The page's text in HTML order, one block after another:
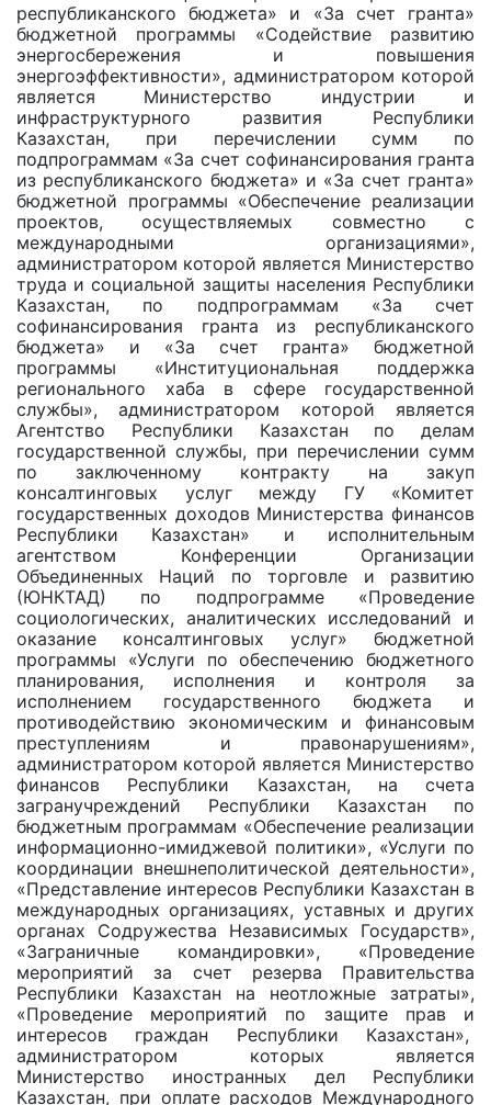
республиканского бюджета» и «За счет гранта»
бюджетной программы «Содействие развитию
энергосбережения и повышения
энергоэффективности», администратором которой
является Министерство индустрии и
инфраструктурного развития Республики
Казахстан, при перечислении сумм по
подпрограммам «За счет софинансирования гранта
из республиканского бюджета» и «За счет гранта»
бюджетной программы «Обеспечение реализации
проектов, осуществляемых совместно с
международными организациями»,
администратором которой является Министерство
труда и социальной защиты населения Республики
Казахстан, по подпрограммам «За счет
софинансирования гранта из республиканского
бюджета» и «За счет гранта» бюджетной
программы «Институциональная поддержка
регионального хаба в сфере государственной
службы», администратором которой является
Агентство Республики Казахстан по делам
государственной службы, при перечислении сумм
по заключенному контракту на закуп
консалтинговых услуг между ГУ «Комитет
государственных доходов Министерства финансов
Республики Казахстан» и исполнительным
агентством Конференции Организации
Объединенных Наций по торговле и развитию
(ЮНКТАД) по подпрограмме «Проведение
социологических, аналитических исследований и
оказание консалтинговых услуг» бюджетной
программы «Услуги по обеспечению бюджетного
планирования, исполнения и контроля за
исполнением государственного бюджета и
противодействию экономическим и финансовым
преступлениям и правонарушениям»,
администратором которой является Министерство
финансов Республики Казахстан, на счета
загранучреждений Республики Казахстан по
бюджетным программам «Обеспечение реализации
информационно-имиджевой политики», «Услуги по
координации внешнеполитической деятельности»,
«Представление интересов Республики Казахстан в
международных организациях, уставных и других
органах Содружества Независимых Государств»,
«Заграничные командировки», «Проведение
мероприятий за счет резерва Правительства
Республики Казахстан на неотложные затраты»,
«Проведение мероприятий по защите прав и
интересов граждан Республики Казахстан»,
администратором которых является
Министерство иностранных дел Республики
Казахстан, при оплате расходов Международного